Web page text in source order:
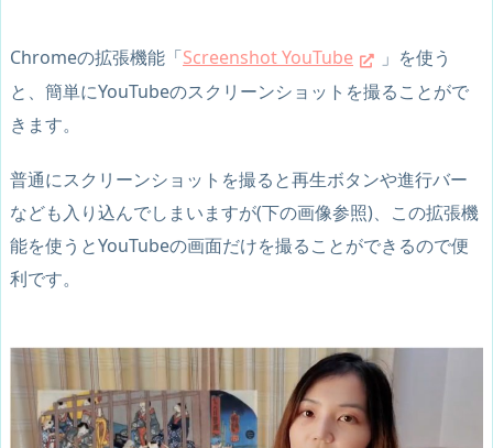
Chromeの拡張機能「Screenshot YouTube
」を使う
と、簡単にYouTubeのスクリーンショットを撮ることがで
きます。
普通にスクリーンショットを撮ると再生ボタンや進行バー
なども入り込んでしまいますが(下の画像参照)、この拡張機
能を使うとYouTubeの画面だけを撮ることができるので便
利です。